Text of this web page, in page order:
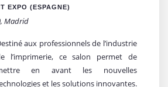
EXPO (ESPAGNE)
Madrid
aux professionnels de l’industrie
l’imprimerie, ce salon permet de
en avant les nouvelles
et les solutions innovantes.